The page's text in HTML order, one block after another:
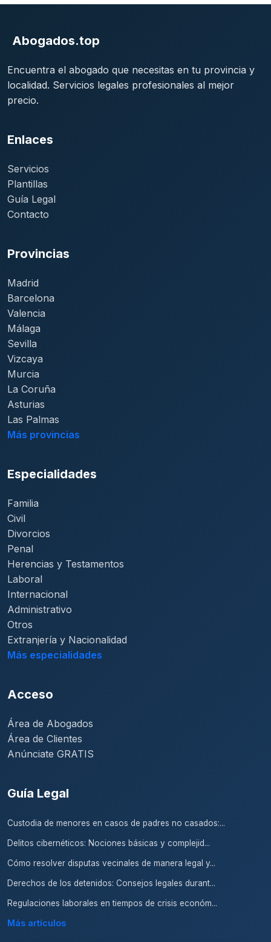
Abogados.top
Encuentra el abogado que necesitas en tu provincia y
localidad. Servicios legales profesionales al mejor
precio.
Enlaces
Servicios
Plantillas
Guía Legal
Contacto
Provincias
Madrid
Barcelona
Valencia
Málaga
Sevilla
Vizcaya
Murcia
La Coruña
Asturias
Las Palmas
Más provincias
Especialidades
Familia
Civil
Divorcios
Penal
Herencias y Testamentos
Laboral
Internacional
Administrativo
Otros
Extranjería y Nacionalidad
Más especialidades
Acceso
Área de Abogados
Área de Clientes
Anúnciate GRATIS
Guía Legal
Custodia de menores en casos de padres no casados:...
Delitos cibernéticos: Nociones básicas y complejid...
Cómo resolver disputas vecinales de manera legal y...
Derechos de los detenidos: Consejos legales durant...
Regulaciones laborales en tiempos de crisis económ...
Más artículos